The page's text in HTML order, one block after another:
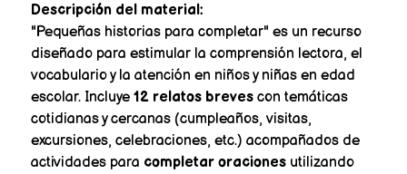
Descripción del material:
"Pequeñas historias para completar" es un recurso
diseñado para estimular la comprensión lectora, el
vocabulario y la atención en niños y niñas en edad
escolar. Incluye 12 relatos brevescon temáticas
cotidianas y cercanas (cumpleaños, visitas,
excursiones, celebraciones, etc.) acompañados de
actividades para completar oracionesutilizando